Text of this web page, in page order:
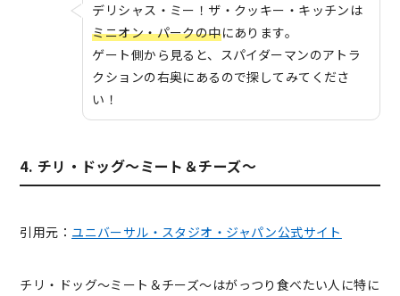
デリシャス・ミー！ザ・クッキー・キッチンは
ミニオン・パークの中にあります。
ゲート側から見ると、スパイダーマンのアトラ
クションの右奥にあるので探してみてくださ
い！
4. チリ・ドッグ～ミート＆チーズ～
引用元： ユニバーサル・スタジオ・ジャパン公式サイト
チリ・ドッグ〜ミート＆チーズ〜はがっつり食べたい人に特に